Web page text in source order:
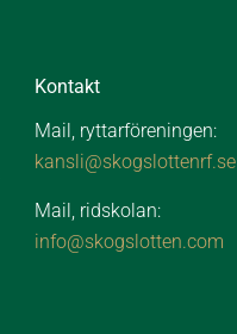
Kontakt
Mail, ryttarföreningen:
kansli@skogslottenrf.se
Mail, ridskolan:
info@skogslotten.com